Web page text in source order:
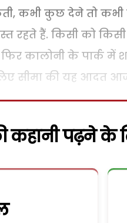
कभी कुछ देने तो
रहते हैं. किसी को
फिर कालोनी के पार्क
सीमा की यह आदत
पढ़ने के